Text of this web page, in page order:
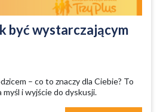
być wystarczającym
– co to znaczy dla Ciebie? To
i wyjście do dyskusji.